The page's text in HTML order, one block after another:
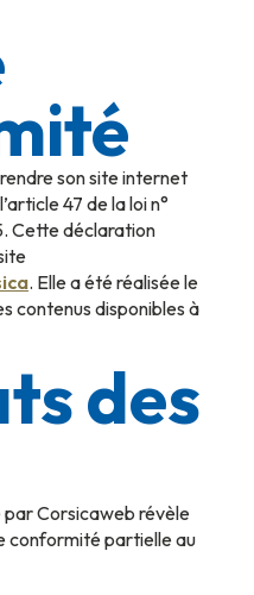
son site internet
47 de la loi n°
Cette déclaration
. Elle a été réalisée le
contenus disponibles à
des
par Corsicaweb révèle
conformité partielle au